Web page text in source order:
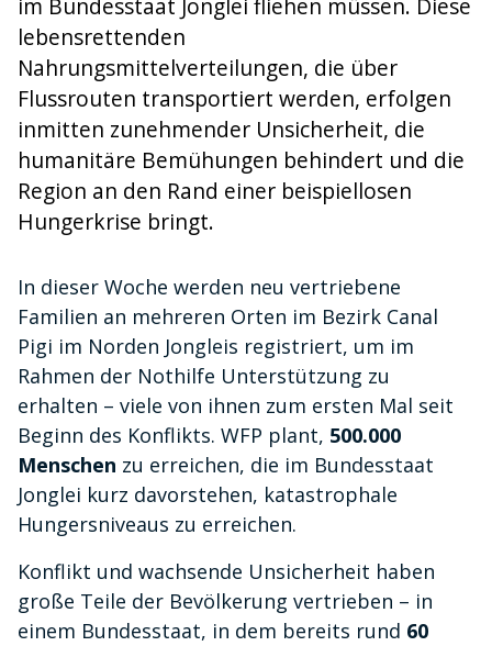
im Bundesstaat Jonglei fliehen müssen. Diese
lebensrettenden
Nahrungsmittelverteilungen, die über
Flussrouten transportiert werden, erfolgen
inmitten zunehmender Unsicherheit, die
humanitäre Bemühungen behindert und die
Region an den Rand einer beispiellosen
Hungerkrise bringt.
In dieser Woche werden neu vertriebene
Familien an mehreren Orten im Bezirk Canal
Pigi im Norden Jongleis registriert, um im
Rahmen der Nothilfe Unterstützung zu
erhalten – viele von ihnen zum ersten Mal seit
Beginn des Konflikts. WFP plant, 500.000
Menschen zu erreichen, die im Bundesstaat
Jonglei kurz davorstehen, katastrophale
Hungersniveaus zu erreichen.
Konflikt und wachsende Unsicherheit haben
große Teile der Bevölkerung vertrieben – in
einem Bundesstaat, in dem bereits rund 60